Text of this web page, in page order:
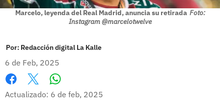
Marcelo, leyenda del Real Madrid, anuncia su retirada Foto:
Instagram @marcelotwelve
Por: Redacción digital La Kalle
6 de Feb, 2025
Facebook
X
Actualizado: 6 de feb, 2025